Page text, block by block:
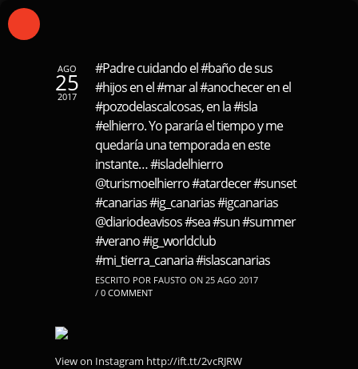
AGO
25
2017
#Padre cuidando el #baño de sus
#hijos en el #mar al #anochecer en el
#pozodelascalcosas, en la #isla
#elhierro. Yo pararía el tiempo y me
quedaría una temporada en este
instante… #isladelhierro
@turismoelhierro #atardecer #sunset
#canarias #ig_canarias #igcanarias
@diariodeavisos #sea #sun #summer
#verano #ig_worldclub
#mi_tierra_canaria #islascanarias
ESCRITO POR FAUSTO ON 25 AGO 2017
/ 0 COMMENT
View on Instagram http://ift.tt/2vcRJRW